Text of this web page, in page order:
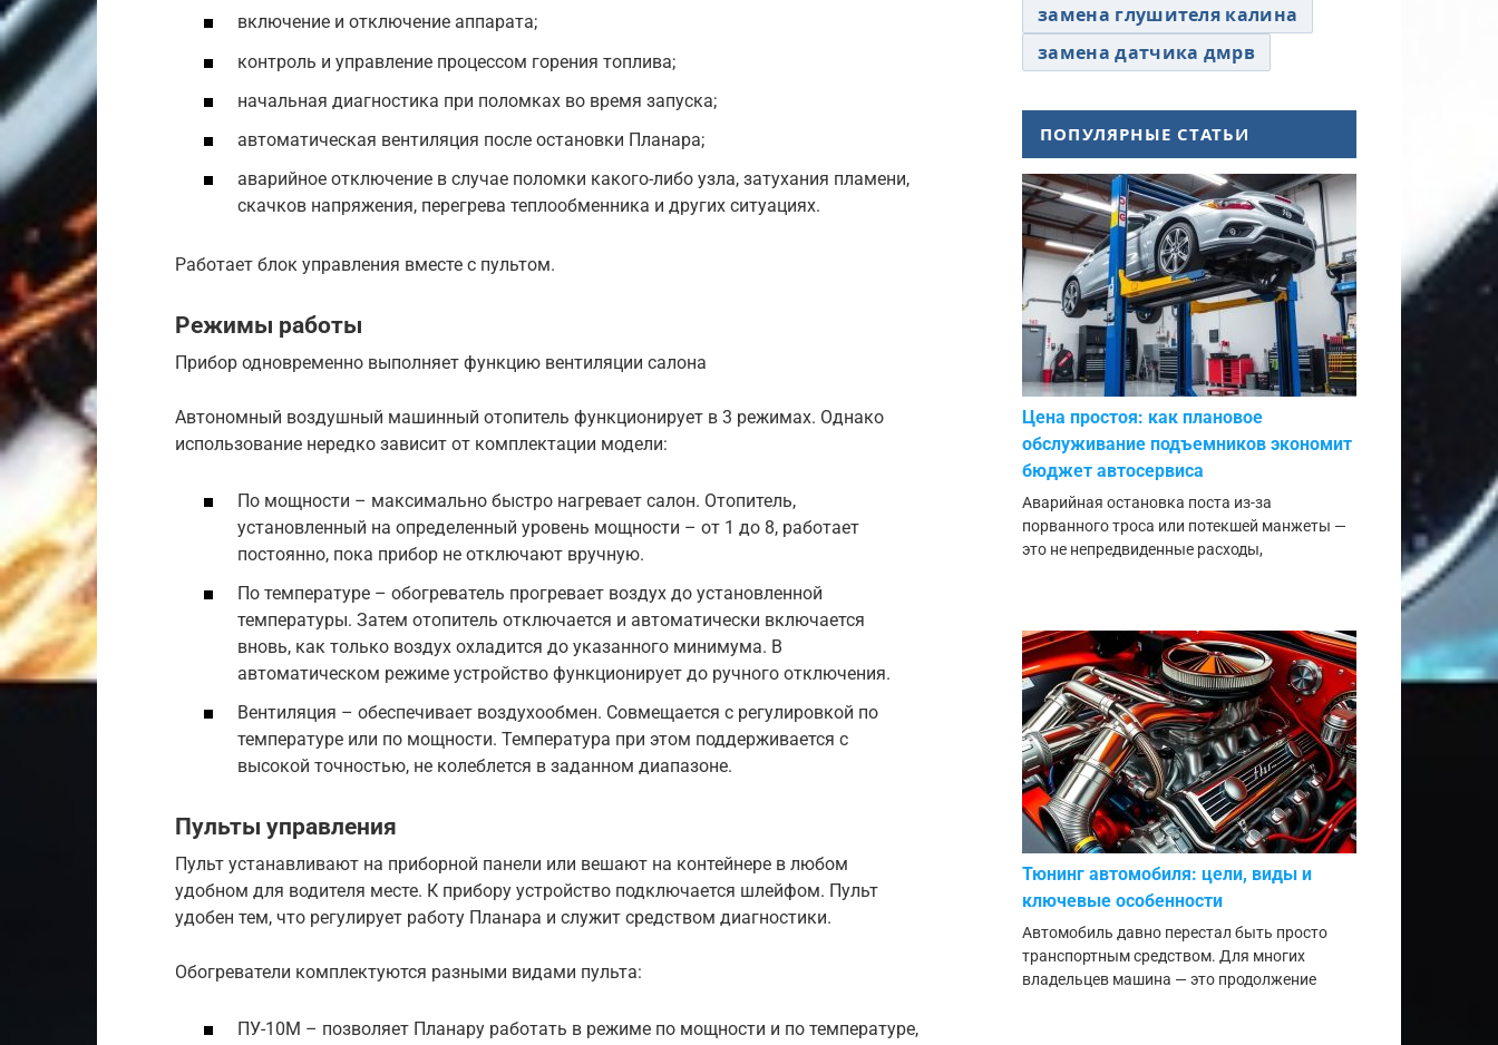
включение и отключение аппарата;
контроль и управление процессом горения топлива;
начальная диагностика при поломках во время запуска;
автоматическая вентиляция после остановки Планара;
аварийное отключение в случае поломки какого-либо узла, затухания пламени,
скачков напряжения, перегрева теплообменника и других ситуациях.
Работает блок управления вместе с пультом.
Режимы работы
Прибор одновременно выполняет функцию вентиляции салона
Автономный воздушный машинный отопитель функционирует в 3 режимах. Однако
использование нередко зависит от комплектации модели:
По мощности – максимально быстро нагревает салон. Отопитель,
установленный на определенный уровень мощности – от 1 до 8, работает
постоянно, пока прибор не отключают вручную.
По температуре – обогреватель прогревает воздух до установленной
температуры. Затем отопитель отключается и автоматически включается
вновь, как только воздух охладится до указанного минимума. В
автоматическом режиме устройство функционирует до ручного отключения.
Вентиляция – обеспечивает воздухообмен. Совмещается с регулировкой по
температуре или по мощности. Температура при этом поддерживается с
высокой точностью, не колеблется в заданном диапазоне.
Пульты управления
Пульт устанавливают на приборной панели или вешают на контейнере в любом
удобном для водителя месте. К прибору устройство подключается шлейфом. Пульт
удобен тем, что регулирует работу Планара и служит средством диагностики.
Обогреватели комплектуются разными видами пульта:
ПУ-10М – позволяет Планару работать в режиме по мощности и по температуре,
замена глушителя калина
замена датчика дмрв
ПОПУЛЯРНЫЕ СТАТЬИ
Цена простоя: как плановое
обслуживание подъемников экономит
бюджет автосервиса
Аварийная остановка поста из-за
порванного троса или потекшей манжеты —
это не непредвиденные расходы,
Тюнинг автомобиля: цели, виды и
ключевые особенности
Автомобиль давно перестал быть просто
транспортным средством. Для многих
владельцев машина — это продолжение